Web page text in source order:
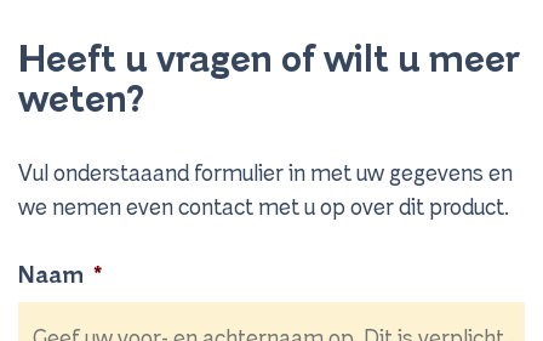
Heeft u vragen of wilt u meer
weten?
Vul onderstaaand formulier in met uw gegevens en
we nemen even contact met u op over dit product.
Naam *